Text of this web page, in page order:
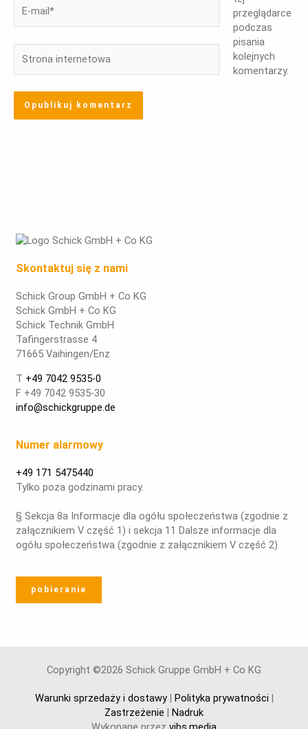
mail*
internetowa
przeglądarce
podczas
pisania
kolejnych
komentarzy.
Skontaktuj się z nami
Schick Group GmbH + Co KG
Schick GmbH + Co KG
Schick Technik GmbH
Tafingerstrasse 4
71665 Vaihingen/Enz
T +49 7042 9535-0
F +49 7042 9535-30
info@schickgruppe.de
Numer alarmowy
+49 171 5475440
Tylko poza godzinami pracy.
§ Sekcja 8a Informacje dla ogółu społeczeństwa (zgodnie z
załącznikiem V część 1) i sekcja 11 Dalsze informacje dla
ogółu społeczeństwa (zgodnie z załącznikiem V część 2)
pobieranie
Copyright ©2026 Schick Gruppe GmbH + Co KG
Warunki sprzedaży i dostawy| Polityka prywatności |
Zastrzeżenie | Nadruk